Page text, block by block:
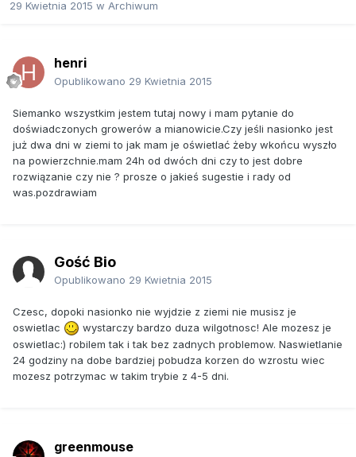
29 Kwietnia 2015 w Archiwum
henri
Opublikowano 29 Kwietnia 2015
Siemanko wszystkim jestem tutaj nowy i mam pytanie do
doświadczonych growerów a mianowicie.Czy jeśli nasionko jest
już dwa dni w ziemi to jak mam je oświetlać żeby wkońcu wyszło
na powierzchnie.mam 24h od dwóch dni czy to jest dobre
rozwiązanie czy nie ? prosze o jakieś sugestie i rady od
was.pozdrawiam
Gość Bio
Opublikowano 29 Kwietnia 2015
Czesc, dopoki nasionko nie wyjdzie z ziemi nie musisz je
oswietlac
wystarczy bardzo duza wilgotnosc! Ale mozesz je
oswietlac:) robilem tak i tak bez zadnych problemow. Naswietlanie
24 godziny na dobe bardziej pobudza korzen do wzrostu wiec
mozesz potrzymac w takim trybie z 4-5 dni.
greenmouse